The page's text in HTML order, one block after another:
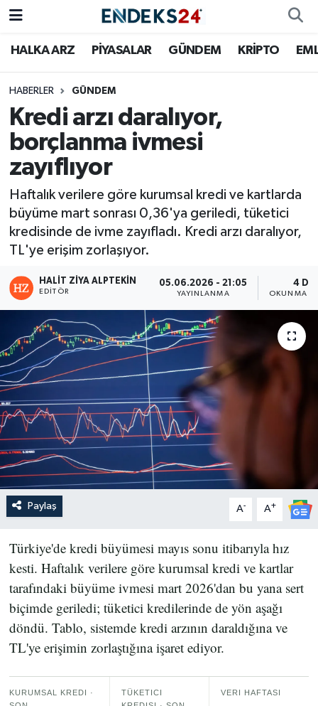
HALKA ARZ PİYASALAR GÜNDEM KRİPTO
HABERLER GÜNDEM
Kredi arzı daralıyor,
borçlanma ivmesi
zayıflıyor
Haftalık verilere göre kurumsal kredi ve kartlarda
büyüme mart sonrası 0,36'ya geriledi, tüketici
kredisinde de ivme zayıfladı. Kredi arzı daralıyor,
TL'ye erişim zorlaşıyor.
HALIT ZIYA ALPTEKIN
EDITÖR
05.06.2026 - 21:05
YAYINLANMA
4 DK
OKUNMA
Paylaş A- A+
Türkiye'de kredi büyümesi mayıs sonu itibarıyla hız
kesti. Haftalık verilere göre kurumsal kredi ve kartlar
tarafındaki büyüme ivmesi mart 2026'dan bu yana sert
biçimde geriledi; tüketici kredilerinde de yön aşağı
döndü. Tablo, sistemde kredi arzının daraldığına ve
TL'ye erişimin zorlaştığına işaret ediyor.
KURUMSAL KREDI ·
TÜKETICI
VERI HAFTASI
EMLAK
ENERJİ
GÜNDEM
HALKA ARZ
KRİPTO
OTOMOTİV
SAVUNMA
Nöbetçi Eczaneler
Hava Durumu
Trafik Durumu
Süper Lig Puan Durumu ve Fikstür
Tüm Manşetler
Son Dakika Haberleri